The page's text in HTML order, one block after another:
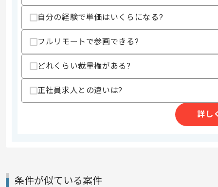
精算・お支払い
精算条件
有
精算基準時間
支払いサイト
商談回数
2回
エージェントからのコ
自分の経験で単価はいくらになる?
フルリモートで参画できる?
どれくらい裁量権がある?
正社員求人との違いは?
詳し
条件が似ている案件